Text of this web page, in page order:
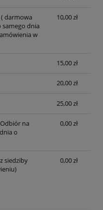
darmowa
dnia
w
10,00 zł
15,00 zł
20,00 zł
25,00 zł
na
o
0,00 zł
siedziby
0,00 zł